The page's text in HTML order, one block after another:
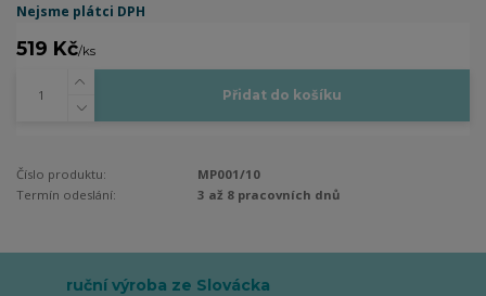
Nejsme plátci DPH
519 Kč/ks
Přidat do košíku
Číslo produktu:
MP001/10
Termín odeslání:
3 až 8 pracovních dnů
ruční výroba ze Slovácka